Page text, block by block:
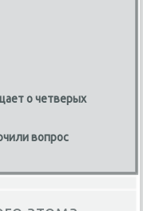
о четверых
вопрос